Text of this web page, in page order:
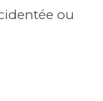
ou